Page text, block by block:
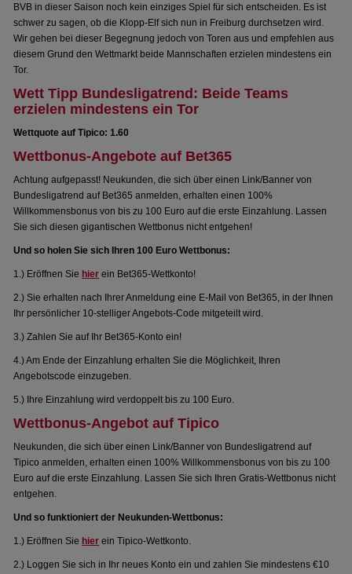
BVB in dieser Saison noch kein einziges Spiel für sich entscheiden. Es ist
schwer zu sagen, ob die Klopp-Elf sich nun in Freiburg durchsetzen wird.
Wir gehen bei dieser Begegnung jedoch von Toren aus und empfehlen aus
diesem Grund den Wettmarkt beide Mannschaften erzielen mindestens ein
Tor.
Wett Tipp Bundesligatrend: Beide Teams
erzielen mindestens ein Tor
Wettquote auf Tipico: 1.60
Wettbonus-Angebote auf Bet365
Achtung aufgepasst! Neukunden, die sich über einen Link/Banner von
Bundesligatrend auf Bet365 anmelden, erhalten einen 100%
Willkommensbonus von bis zu 100 Euro auf die erste Einzahlung. Lassen
Sie sich diesen gigantischen Wettbonus nicht entgehen!
Und so holen Sie sich Ihren 100 Euro Wettbonus:
1.) Eröffnen Sie hier ein Bet365-Wettkonto!
2.) Sie erhalten nach Ihrer Anmeldung eine E-Mail von Bet365, in der Ihnen
Ihr persönlicher 10-stelliger Angebots-Code mitgeteilt wird.
3.) Zahlen Sie auf Ihr Bet365-Konto ein!
4.) Am Ende der Einzahlung erhalten Sie die Möglichkeit, Ihren
Angebotscode einzugeben.
5.) Ihre Einzahlung wird verdoppelt bis zu 100 Euro.
Wettbonus-Angebot auf Tipico
Neukunden, die sich über einen Link/Banner von Bundesligatrend auf
Tipico anmelden, erhalten einen 100% Willkommensbonus von bis zu 100
Euro auf die erste Einzahlung. Lassen Sie sich Ihren Gratis-Wettbonus nicht
entgehen.
Und so funktioniert der Neukunden-Wettbonus:
1.) Eröffnen Sie hier ein Tipico-Wettkonto.
2.) Loggen Sie sich in Ihr neues Konto ein und zahlen Sie mindestens €10